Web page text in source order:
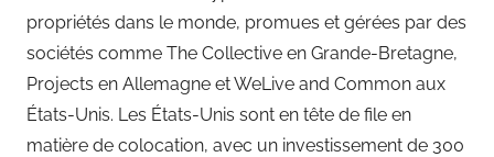
propriétés dans le monde, promues et gérées par des
sociétés comme The Collective en Grande-Bretagne,
Projects en Allemagne et WeLive and Common aux
États-Unis. Les États-Unis sont en tête de file en
matière de colocation, avec un investissement de 300